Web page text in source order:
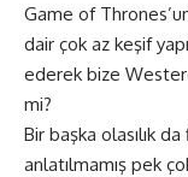
Game of
dair çok az keşif
ederek bize
mi?
Bir başka olasılık
anlatılmamış pek